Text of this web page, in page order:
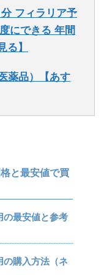
フィラリア予
にできる 年間
る】
薬品）【あす
と最安値で買
の最安値と参考
の購入方法（ネ